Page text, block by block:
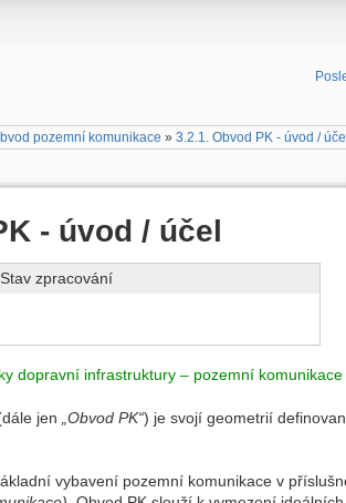
pozemní komunikace »3.2.1. Obvod PK - úvod / účel
- úvod / účel
Stav zpracování
dopravní infrastruktury – pozemní komunikace
jen „Obvod PK“) je svojí geometrií
vybavení pozemní komunikace v